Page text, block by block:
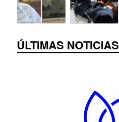
ÚLTIMAS NOTICIAS